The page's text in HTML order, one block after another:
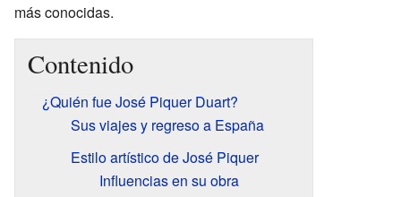
más conocidas.
Contenido
¿Quién fue José Piquer Duart?
Sus viajes y regreso a España
Estilo artístico de José Piquer
Influencias en su obra